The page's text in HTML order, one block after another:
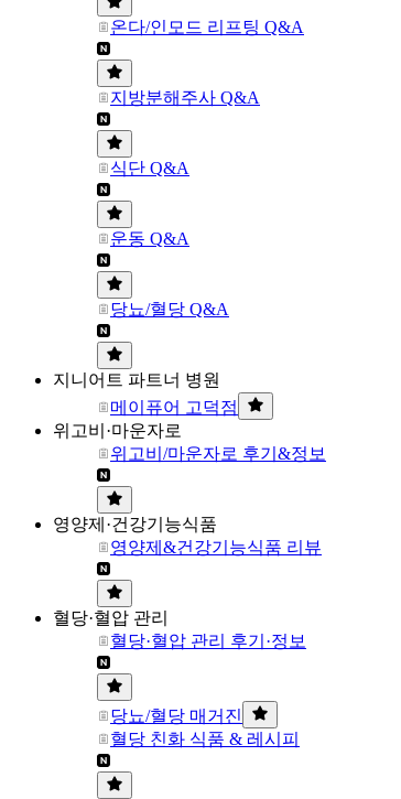
온다/인모드 리프팅 Q&A
지방분해주사 Q&A
식단 Q&A
운동 Q&A
당뇨/혈당 Q&A
지니어트 파트너 병원
메이퓨어 고덕점
위고비·마운자로
위고비/마운자로 후기&정보
영양제·건강기능식품
영양제&건강기능식품 리뷰
혈당·혈압 관리
혈당·혈압 관리 후기·정보
당뇨/혈당 매거진
혈당 친화 식품 & 레시피